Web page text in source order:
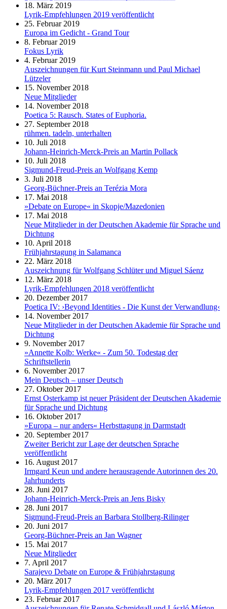
18. März 2019
Lyrik-Empfehlungen 2019 veröffentlicht
25. Februar 2019
Europa im Gedicht - Grand Tour
8. Februar 2019
Fokus Lyrik
4. Februar 2019
Auszeichnungen für Kurt Steinmann und Paul Michael
Lützeler
15. November 2018
Neue Mitglieder
14. November 2018
Poetica 5: Rausch. States of Euphoria.
27. September 2018
rühmen. tadeln, unterhalten
10. Juli 2018
Johann-Heinrich-Merck-Preis an Martin Pollack
10. Juli 2018
Sigmund-Freud-Preis an Wolfgang Kemp
3. Juli 2018
Georg-Büchner-Preis an Terézia Mora
17. Mai 2018
»Debate on Europe« in Skopje/Mazedonien
17. Mai 2018
Neue Mitglieder in der Deutschen Akademie für Sprache und
Dichtung
10. April 2018
Frühjahrstagung in Salamanca
22. März 2018
Auszeichnung für Wolfgang Schlüter und Miguel Sáenz
12. März 2018
Lyrik-Empfehlungen 2018 veröffentlicht
20. Dezember 2017
Poetica IV: ›Beyond Identities - Die Kunst der Verwandlung‹
14. November 2017
Neue Mitglieder in der Deutschen Akademie für Sprache und
Dichtung
9. November 2017
»Annette Kolb: Werke« - Zum 50. Todestag der
Schriftstellerin
6. November 2017
Mein Deutsch – unser Deutsch
27. Oktober 2017
Ernst Osterkamp ist neuer Präsident der Deutschen Akademie
für Sprache und Dichtung
16. Oktober 2017
»Europa – nur anders« Herbsttagung in Darmstadt
20. September 2017
Zweiter Bericht zur Lage der deutschen Sprache
veröffentlicht
16. August 2017
Irmgard Keun und andere herausragende Autorinnen des 20.
Jahrhunderts
28. Juni 2017
Johann-Heinrich-Merck-Preis an Jens Bisky
28. Juni 2017
Sigmund-Freud-Preis an Barbara Stollberg-Rilinger
20. Juni 2017
Georg-Büchner-Preis an Jan Wagner
15. Mai 2017
Neue Mitglieder
7. April 2017
Sarajevo Debate on Europe & Frühjahrstagung
20. März 2017
Lyrik-Empfehlungen 2017 veröffentlicht
23. Februar 2017